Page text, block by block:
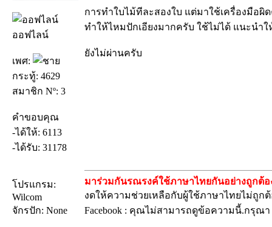
ออฟไลน์
เพศ:
กระทู้: 4629
สมาชิก Nº: 3
คำขอบคุณ
-ได้ให้: 6113
-ได้รับ: 31178
โปรแกรม:
Wilcom
จักรปัก: None
การทำใบไม้ทีละสองใบ แต่มาใช้เครื่องมือผิ
ทำให้ไหมปักเอียงมากครับ ใช้ไม่ได้ แนะนำ
ยังไม่ผ่านครับ
มาร่วมกันรณรงค์ใช้ภาษาไทยกันอย่างถูกต้อ
งดให้ความช่วยเหลือกับผู้ใช้ภาษาไทยไม่ถูกต้
Facebook : คุณไม่สามารถดูข้อความนี้.กรุณา